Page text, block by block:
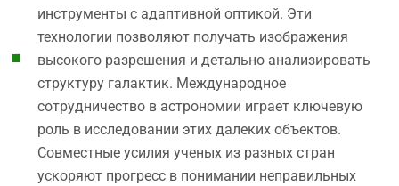
инструменты с адаптивной оптикой. Эти
технологии позволяют получать изображения
высокого разрешения и детально анализировать
структуру галактик. Международное
сотрудничество в астрономии играет ключевую
роль в исследовании этих далеких объектов.
Совместные усилия ученых из разных стран
ускоряют прогресс в понимании неправильных